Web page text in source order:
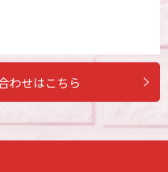
わせはこちら